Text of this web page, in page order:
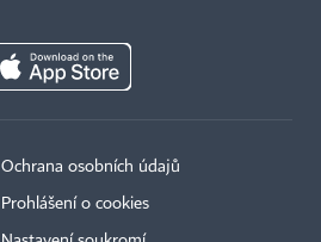
Ochrana osobních údajů
Prohlášení o cookies